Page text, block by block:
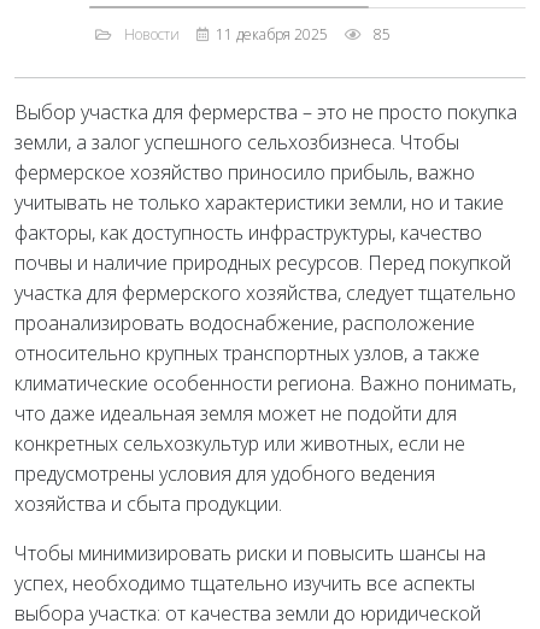
Новости 11 декабря 2025 85
Выбор участка для фермерства – это не просто покупка
земли, а залог успешного сельхозбизнеса. Чтобы
фермерское хозяйство приносило прибыль, важно
учитывать не только характеристики земли, но и такие
факторы, как доступность инфраструктуры, качество
почвы и наличие природных ресурсов. Перед покупкой
участка для фермерского хозяйства, следует тщательно
проанализировать водоснабжение, расположение
относительно крупных транспортных узлов, а также
климатические особенности региона. Важно понимать,
что даже идеальная земля может не подойти для
конкретных сельхозкультур или животных, если не
предусмотрены условия для удобного ведения
хозяйства и сбыта продукции.
Чтобы минимизировать риски и повысить шансы на
успех, необходимо тщательно изучить все аспекты
выбора участка: от качества земли до юридической